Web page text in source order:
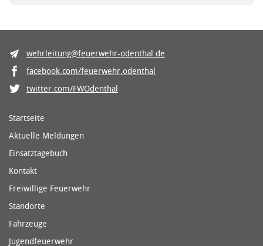
wehrleitung@feuerwehr-odenthal.de
facebook.com/feuerwehr.odenthal
twitter.com/FWOdenthal
Startseite
Aktuelle Meldungen
Einsatztagebuch
Kontakt
Freiwillige Feuerwehr
Standorte
Fahrzeuge
Jugendfeuerwehr